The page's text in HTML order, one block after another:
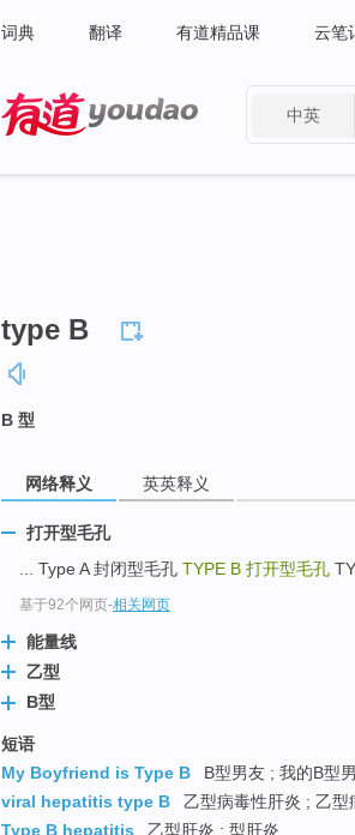
词典 翻译 有道精品课 云笔
中英
type B
B 型
网络释义 英英释义
打开型毛孔
... Type A 封闭型毛孔 TYPE B 打开型毛孔
基于92个网页-相关网页
能量线
乙型
B型
短语
My Boyfriend is Type B
B型男友 ; 我的B型
viral hepatitis type B
乙型病毒性肝炎 ; 乙型
Type B hepatitis
乙型肝炎 ; 型肝炎